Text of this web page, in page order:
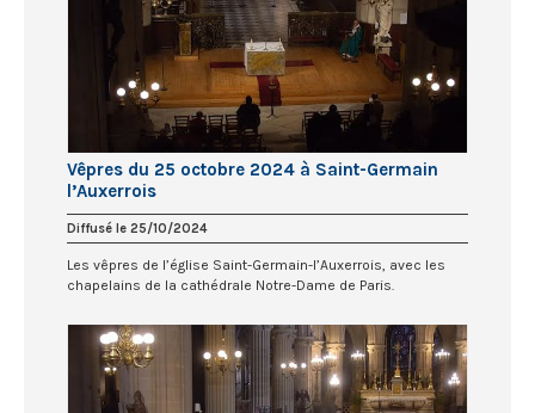
Vêpres du 25 octobre 2024 à Saint-Germain
l’Auxerrois
Diffusé le 25/10/2024
Les vêpres de l’église Saint-Germain-l’Auxerrois, avec les
chapelains de la cathédrale Notre-Dame de Paris.